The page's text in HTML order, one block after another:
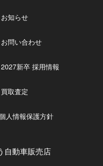
自動車販売店
お知らせ
お問い合わせ
2027新卒 採用情報
買取査定
人情報保護方針